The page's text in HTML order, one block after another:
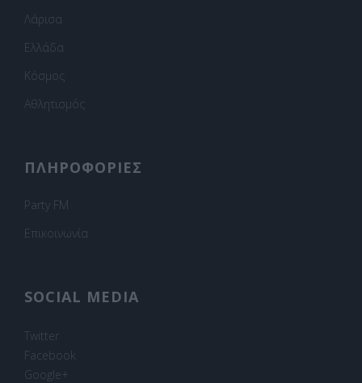
Λάρισα
Ελλάδα
Κόσμος
Αθλητισμός
ΠΛΗΡΟΦΟΡΙΕΣ
Party FM
Επικοινωνία
SOCIAL MEDIA
Twitter
Facebook
Google+